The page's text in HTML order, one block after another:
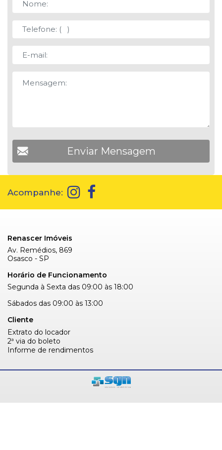
Acompanhe:
Renascer Imóveis
Av. Remédios, 869
Osasco - SP
Horário de Funcionamento
Segunda à Sexta das 09:00 às 18:00
Sábados das 09:00 às 13:00
Cliente
Extrato do locador
2ª via do boleto
Informe de rendimentos